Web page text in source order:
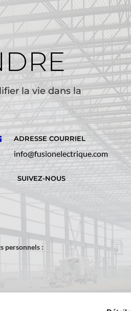
la vie dans la
ADRESSE COURRIEL
info@fusionelectrique.com
SUIVEZ-NOUS
personnels :